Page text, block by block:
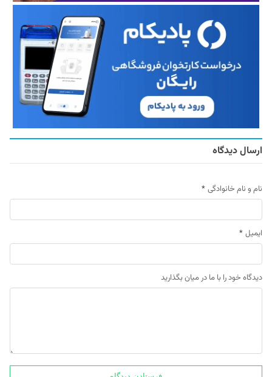
ارسال دیدگاه
نام و نام خانوادگی *
ایمیل *
دیدگاه خود را با ما در میان بگذارید